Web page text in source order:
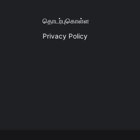
தொடர்புகொள்ள
Privacy Policy